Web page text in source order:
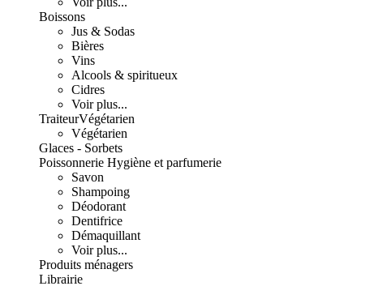
Boissons
Jus & Sodas
Bières
Vins
Alcools & spiritueux
Cidres
Voir plus...
TraiteurVégétarien
Végétarien
Glaces - Sorbets
Poissonnerie Hygiène et parfumerie
Savon
Shampoing
Déodorant
Dentifrice
Démaquillant
Voir plus...
Produits ménagers
Librairie